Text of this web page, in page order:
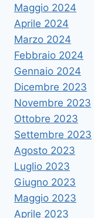
Maggio 2024
Aprile 2024
Marzo 2024
Febbraio 2024
Gennaio 2024
Dicembre 2023
Novembre 2023
Ottobre 2023
Settembre 2023
Agosto 2023
Luglio 2023
Giugno 2023
Maggio 2023
Aprile 2023